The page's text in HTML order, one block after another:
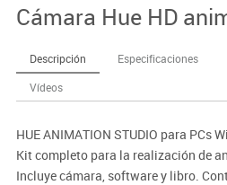
Cámara Hue HD
Descripción Especificaciones
Vídeos
HUE ANIMATION STUDIO para PCs
Kit completo para la realización de
Incluye cámara, software y libro.